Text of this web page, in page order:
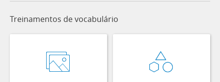
Treinamentos de vocabulário